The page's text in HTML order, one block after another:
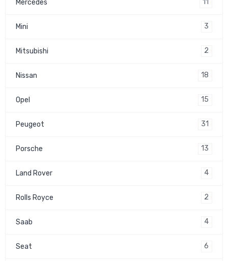
Mercedes 11
Mini 3
Mitsubishi 2
Nissan 18
Opel 15
Peugeot 31
Porsche 13
Land Rover 4
Rolls Royce 2
Saab 4
Seat 6